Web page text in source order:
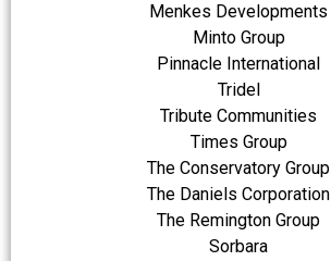
Menkes Developments
Minto Group
Pinnacle International
Tridel
Tribute Communities
Times Group
The Conservatory Group
The Daniels Corporation
The Remington Group
Sorbara